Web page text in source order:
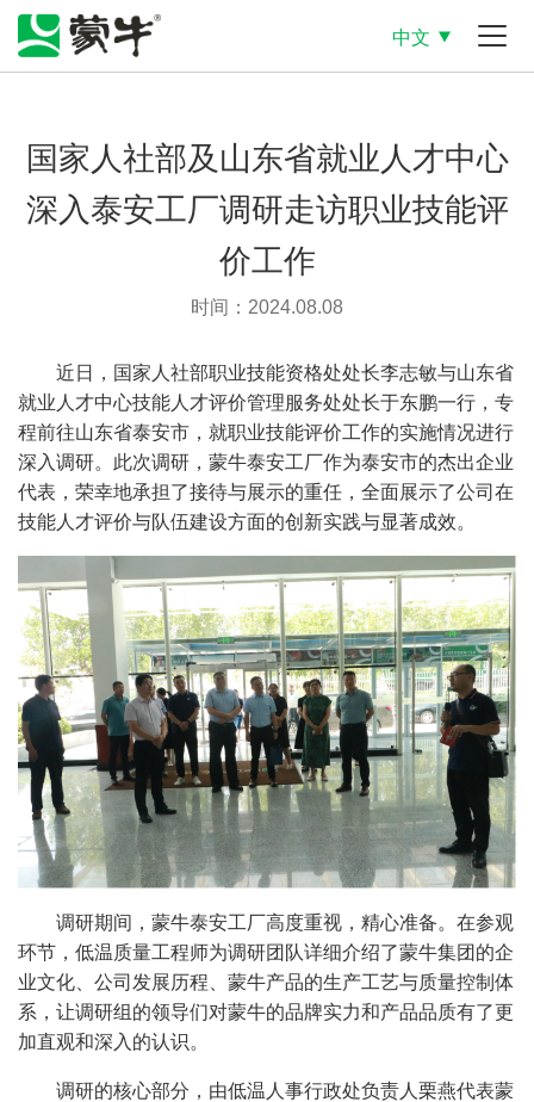
中文
国家人社部及山东省就业人才中心
深入泰安工厂调研走访职业技能评
价工作
时间：2024.08.08
近日，国家人社部职业技能资格处处长李志敏与山东省
就业人才中心技能人才评价管理服务处处长于东鹏一行，专
程前往山东省泰安市，就职业技能评价工作的实施情况进行
深入调研。此次调研，蒙牛泰安工厂作为泰安市的杰出企业
代表，荣幸地承担了接待与展示的重任，全面展示了公司在
技能人才评价与队伍建设方面的创新实践与显著成效。
调研期间，蒙牛泰安工厂高度重视，精心准备。在参观
环节，低温质量工程师为调研团队详细介绍了蒙牛集团的企
业文化、公司发展历程、蒙牛产品的生产工艺与质量控制体
系，让调研组的领导们对蒙牛的品牌实力和产品品质有了更
加直观和深入的认识。
调研的核心部分，由低温人事行政处负责人栗燕代表蒙